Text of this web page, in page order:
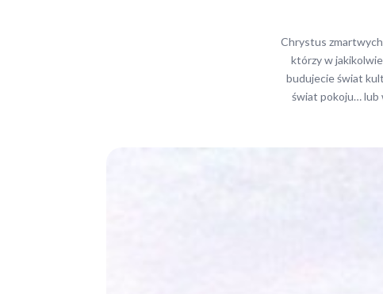
Chrystus
którzy w
budujecie świat
świat pokoju… lub